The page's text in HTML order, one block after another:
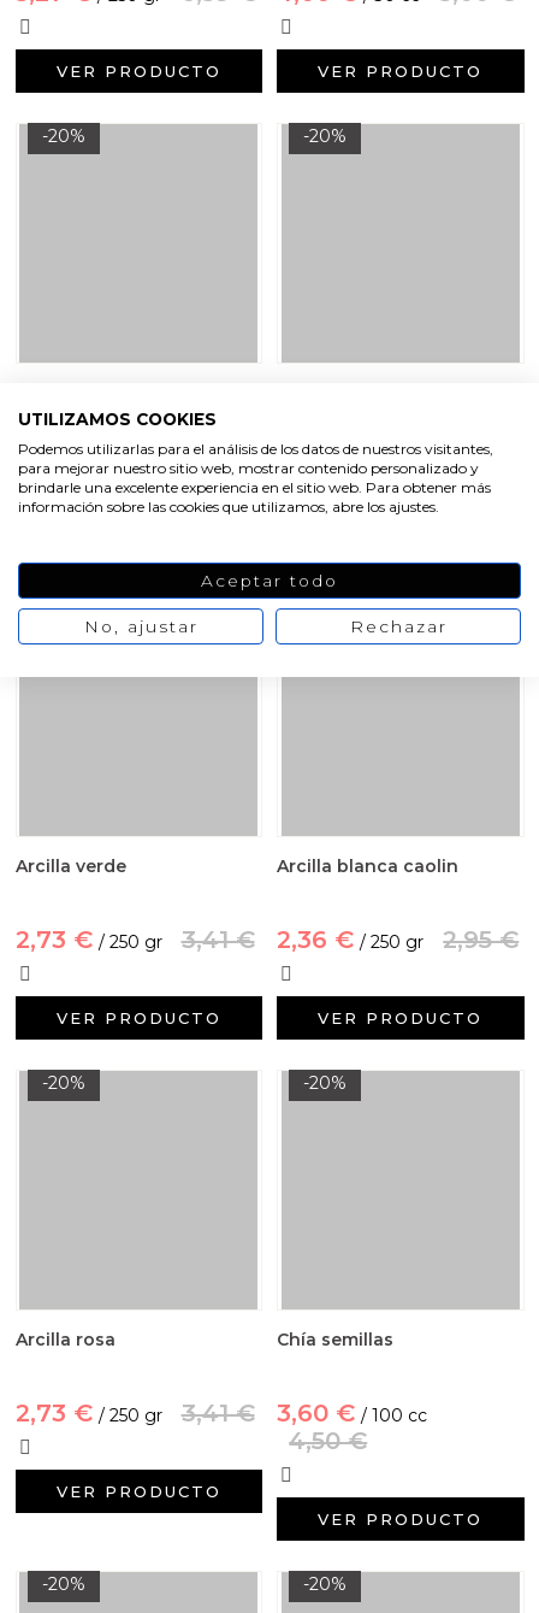
VER PRODUCTO VER PRODUCTO
-20%
azucar ultrafinas 300
micras
1,64 € / 100 gr 2,05 €
-20%
2,73 € / 250 gr 3,41 €
-20%
Arcilla verde
2,73 € / 250 gr 3,41 €
VER PRODUCTO
-20%
Arcilla blanca caolin
2,36 € / 250 gr 2,95 €
VER PRODUCTO
-20%
Arcilla rosa
2,73 € / 250 gr 3,41 €
VER PRODUCTO
-20%
Chía semillas
3,60 € / 100 cc
4,50 €
VER PRODUCTO
-20% -20%
UTILIZAMOS COOKIES
Podemos utilizarlas para el análisis de los datos de nuestros visitantes,
para mejorar nuestro sitio web, mostrar contenido personalizado y
brindarle una excelente experiencia en el sitio web. Para obtener más
información sobre las cookies que utilizamos, abre los ajustes.
Aceptar todo
No, ajustar Rechazar